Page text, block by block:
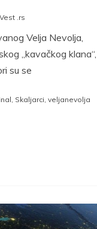
.rs
Velja Nevolja,
„kavačkog klana“,
su se
Skaljarci veljanevolja